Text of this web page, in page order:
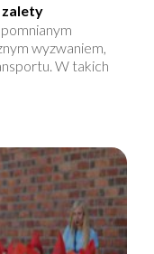
zalety
wyzwaniem,
W takich